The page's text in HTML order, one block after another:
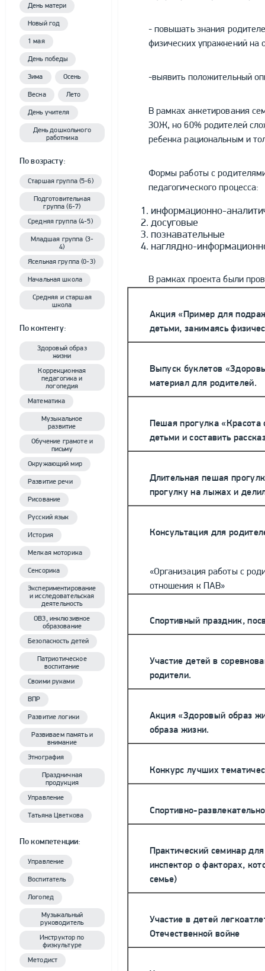
День матери
Новый год
1 мая
День победы
Зима Осень
Весна Лето
День учителя
День дошкольного
работника
По возрасту:
Старшая группа (5-6)
Подготовительная
группа (6-7)
Средняя группа (4-5)
Младшая группа (3-
4)
Ясельная группа (0-3)
Начальная школа
Средняя и старшая
школа
По контенту:
Здоровый образ
жизни
Коррекционная
педагогика и
логопедия
Математика
Музыкальное
развитие
Обучение грамоте и
письму
Окружающий мир
Развитие речи
Рисование
Русский язык
История
Мелкая моторика
Сенсорика
Экспериментирование
и исследовательская
деятельность
ОВЗ, инклюзивное
образование
Безопасность детей
Патриотическое
воспитание
Своими руками
ВПР
Развитие логики
Развиваем память и
внимание
Этнография
Праздничная
продукция
Управление
Татьяна Цветкова
По компетенции:
Управление
Воспитатель
Логопед
Музыкальный
руководитель
Инструктор по
физкультуре
Методист
- повышать знания
физических упражнений на
-выявить положительный
В рамках анкетирования
ЗОЖ, но 60% родителей
ребенка рациональным и
Формы работы с
педагогического процесса:
информационно-
досуговые
познавательные
наглядно-
В рамках проекта были
Акция «Пример для
детьми, занимаясь
Выпуск буклетов
материал для родителей.
Пешая прогулка «Красота
детьми и составить
Длительная пешая
прогулку на лыжах и
Консультация для
«Организация работы с
отношения к ПАВ»
Спортивный праздник,
Участие детей в
родители.
Акция «Здоровый образ
образа жизни.
Конкурс лучших
Спортивно-
Практический семинар
инспектор о факторах,
семье)
Участие в детей
Отечественной войне